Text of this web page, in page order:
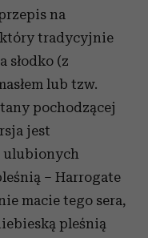
na
tradycyjnie
słodko (z
lub tzw.
pochodzącej
jest
ulubionych
– Harrogate
macie tego sera,
pleśnią